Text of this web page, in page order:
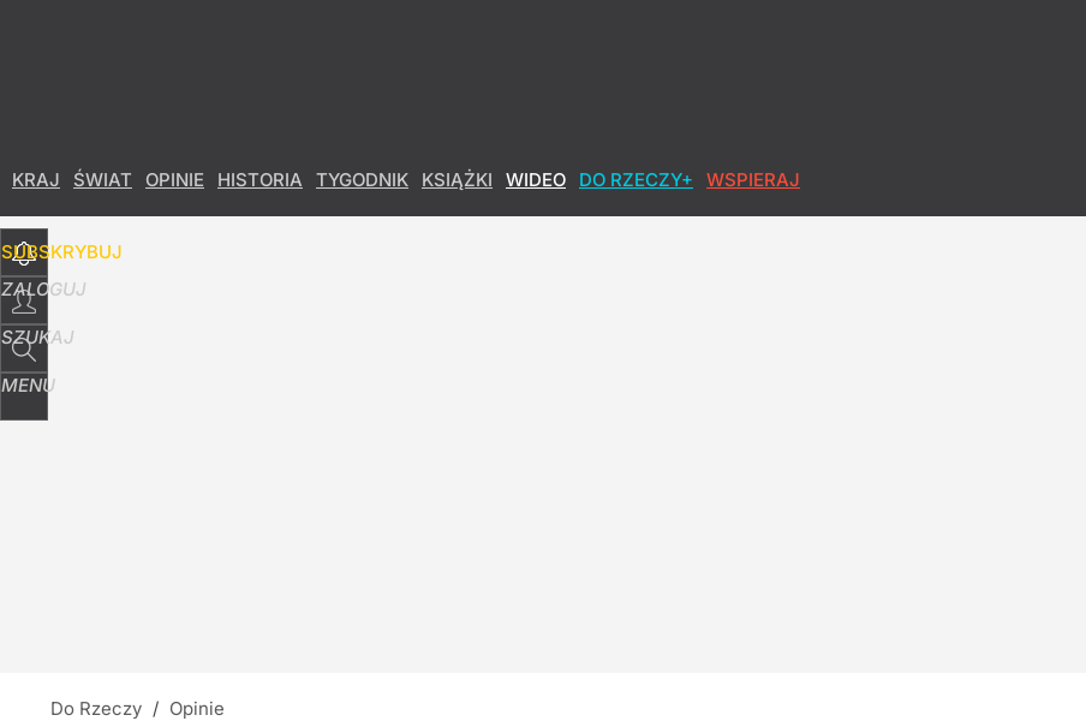
KRAJ ŚWIAT OPINIE HISTORIA TYGODNIK KSIĄŻKI WIDEO DO RZECZY+ WSPIERAJ
SUBSKRYBUJ
ZALOGUJ
SZUKAJ
MENU
Do Rzeczy / Opinie